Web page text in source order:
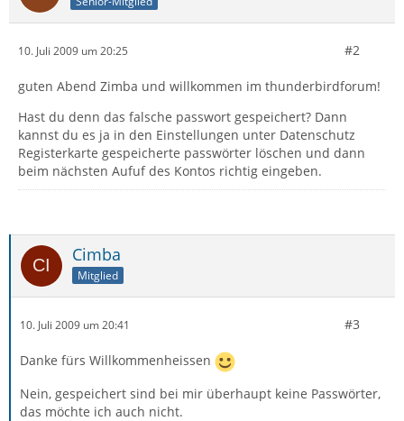
10. Juli 2009 um 20:25 #2
guten Abend Zimba und willkommen im thunderbirdforum!
Hast du denn das falsche passwort gespeichert? Dann
kannst du es ja in den Einstellungen unter Datenschutz
Registerkarte gespeicherte passwörter löschen und dann
beim nächsten Aufuf des Kontos richtig eingeben.
Cimba
Mitglied
10. Juli 2009 um 20:41 #3
Danke fürs Willkommenheissen
Nein, gespeichert sind bei mir überhaupt keine Passwörter,
das möchte ich auch nicht.